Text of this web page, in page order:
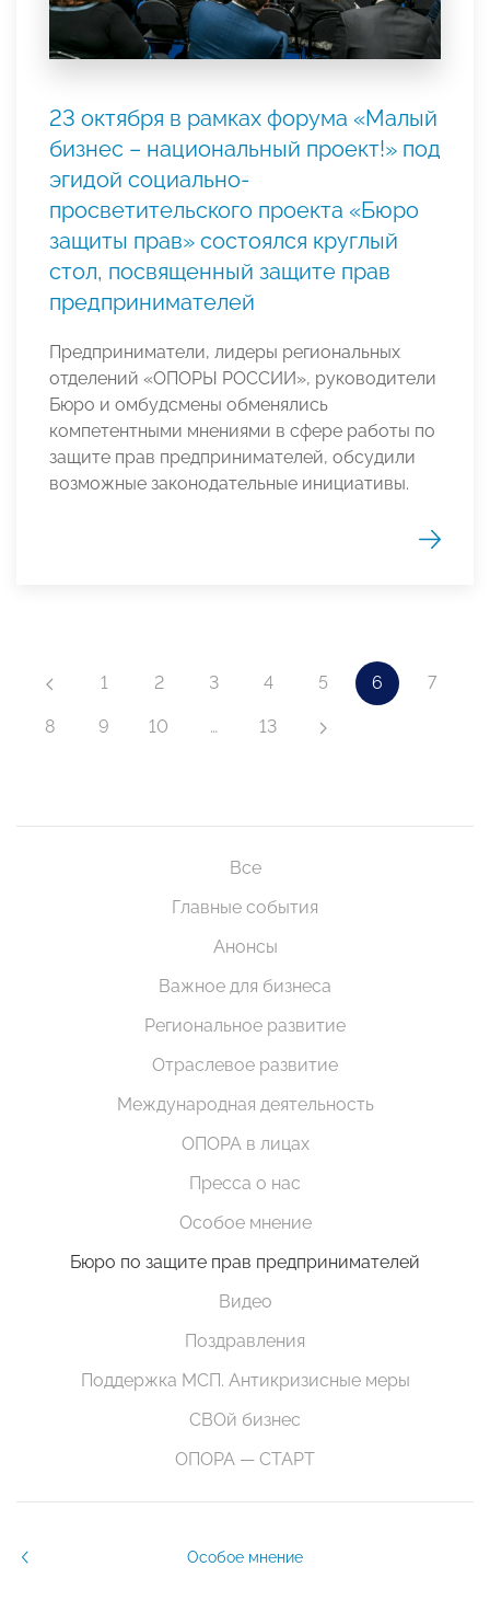
23 октября в рамках форума «Малый
бизнес – национальный проект!» под
эгидой социально-
просветительского проекта «Бюро
защиты прав» состоялся круглый
стол, посвященный защите прав
предпринимателей
Предприниматели, лидеры региональных
отделений «ОПОРЫ РОССИИ», руководители
Бюро и омбудсмены обменялись
компетентными мнениями в сфере работы по
защите прав предпринимателей, обсудили
возможные законодательные инициативы.
1 2 3 4 5 6 7
8 9 10 … 13
Все
Главные события
Анонсы
Важное для бизнеса
Региональное развитие
Отраслевое развитие
Международная деятельность
ОПОРА в лицах
Пресса о нас
Особое мнение
Бюро по защите прав предпринимателей
Видео
Поздравления
Поддержка МСП. Антикризисные меры
СВОй бизнес
ОПОРА — СТАРТ
Особое мнение